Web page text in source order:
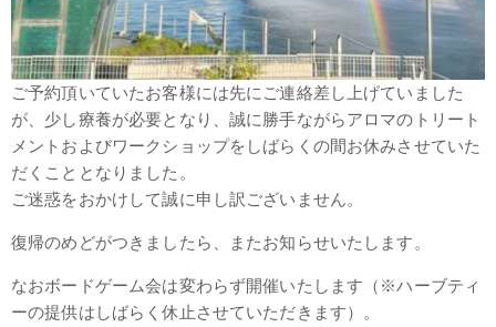
ご予約頂いていたお客様には先にご連絡差し上げていました
が、少し療養が必要となり、誠に勝手ながらアロマのトリート
メントおよびワークショップをしばらくの間お休みさせていた
だくこととなりました。
ご迷惑をおかけして誠に申し訳ございません。
復帰のめどがつきましたら、またお知らせいたします。
なおボードゲーム会は変わらず開催いたします（※ハーブティ
ーの提供はしばらく休止させていただきます）。